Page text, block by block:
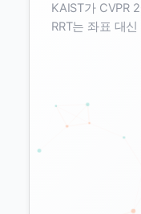
KAIST가 CVPR
RRT는 좌표 대